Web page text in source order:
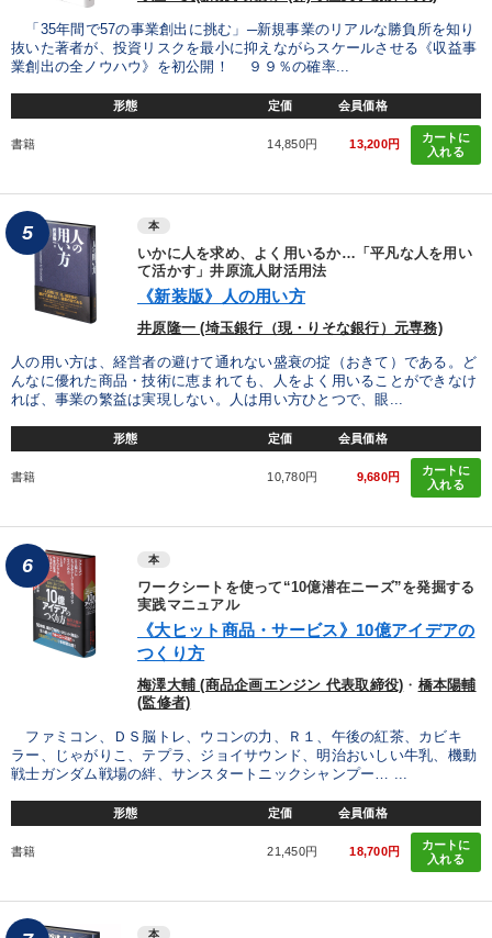
「35年間で57の事業創出に挑む」─新規事業のリアルな勝負所を知り
抜いた著者が、投資リスクを最小に抑えながらスケールさせる《収益事
業創出の全ノウハウ》を初公開！ ９９％の確率...
形態 定価 会員価格
書籍 14,850円 13,200円
カートに
入れる
5 本
いかに人を求め、よく用いるか…「平凡な人を用い
て活かす」井原流人財活用法
《新装版》人の用い方
井原隆一 (埼玉銀行（現・りそな銀行）元専務)
人の用い方は、経営者の避けて通れない盛衰の掟（おきて）である。ど
んなに優れた商品・技術に恵まれても、人をよく用いることができなけ
れば、事業の繁益は実現しない。人は用い方ひとつで、眼...
形態 定価 会員価格
書籍 10,780円 9,680円
カートに
入れる
6 本
ワークシートを使って“10億潜在ニーズ”を発掘する
実践マニュアル
《大ヒット商品・サービス》10億アイデアの
つくり方
梅澤大輔 (商品企画エンジン 代表取締役) ・ 橋本陽輔
(監修者)
ファミコン、ＤＳ脳トレ、ウコンの力、Ｒ１、午後の紅茶、カビキ
ラー、じゃがりこ、テプラ、ジョイサウンド、明治おいしい牛乳、機動
戦士ガンダム戦場の絆、サンスタートニックシャンプー… ...
形態 定価 会員価格
書籍 21,450円 18,700円
カートに
入れる
本